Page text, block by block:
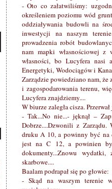
- Oto co załatwiliśmy:
określeniem poziomu wód
oddziaływania budowli na
inwestycji na naszym
prowadzenia robót
nam mapki własnościowej
własności, bo Lucyfera
Energetyki, Wodociągów i
Zarządzie powiedziano nam,
i zagospodarowania terenu,
Lucyfera znajdziemy....
W biurze zaległa cisza.
- Tak...No nie...- jęknął –
Dobrze....Dzwonili z Zarządu.
druku A 10, a powinny być
jest na C 12, a powinien
dokumenty...Znowu
skarbowe....
Baalam podrapał się po głowie:
- Skąd na waszym terenie